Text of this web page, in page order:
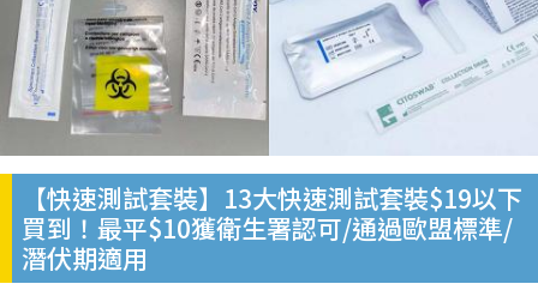
【快速測試套裝】13大快速測試套裝$19以下
買到！最平$10獲衛生署認可/通過歐盟標準/
潛伏期適用